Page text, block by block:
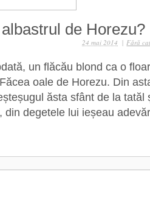
de Horezu?
| Fără
24 mai 2014
un flăcău blond ca o
oale de Horezu. Din
ăsta sfânt de la tatăl
din degetele lui ieșeau